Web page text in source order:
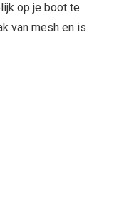
op je boot te
van mesh en is